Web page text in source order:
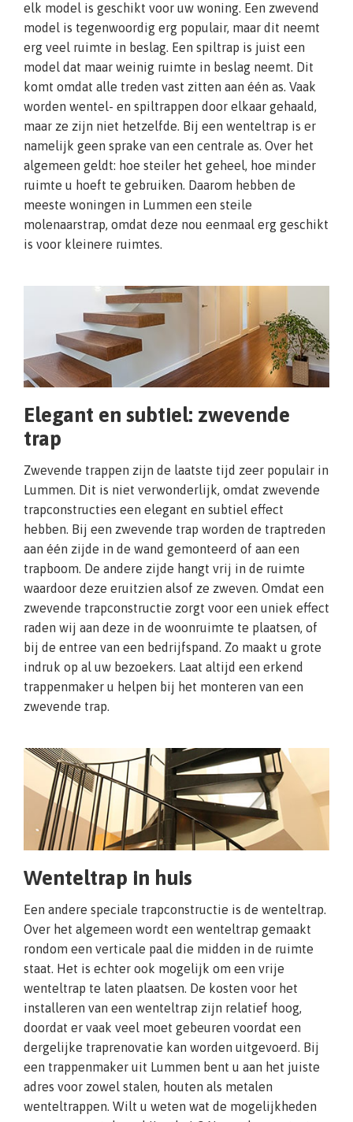
elk model is geschikt voor uw woning. Een zwevend
model is tegenwoordig erg populair, maar dit neemt
erg veel ruimte in beslag. Een spiltrap is juist een
model dat maar weinig ruimte in beslag neemt. Dit
komt omdat alle treden vast zitten aan één as. Vaak
worden wentel- en spiltrappen door elkaar gehaald,
maar ze zijn niet hetzelfde. Bij een wenteltrap is er
namelijk geen sprake van een centrale as. Over het
algemeen geldt: hoe steiler het geheel, hoe minder
ruimte u hoeft te gebruiken. Daarom hebben de
meeste woningen in Lummen een steile
molenaarstrap, omdat deze nou eenmaal erg geschikt
is voor kleinere ruimtes.
Elegant en subtiel: zwevende
trap
Zwevende trappen zijn de laatste tijd zeer populair in
Lummen. Dit is niet verwonderlijk, omdat zwevende
trapconstructies een elegant en subtiel effect
hebben. Bij een zwevende trap worden de traptreden
aan één zijde in de wand gemonteerd of aan een
trapboom. De andere zijde hangt vrij in de ruimte
waardoor deze eruitzien alsof ze zweven. Omdat een
zwevende trapconstructie zorgt voor een uniek effect
raden wij aan deze in de woonruimte te plaatsen, of
bij de entree van een bedrijfspand. Zo maakt u grote
indruk op al uw bezoekers. Laat altijd een erkend
trappenmaker u helpen bij het monteren van een
zwevende trap.
Wenteltrap in huis
Een andere speciale trapconstructie is de wenteltrap.
Over het algemeen wordt een wenteltrap gemaakt
rondom een verticale paal die midden in de ruimte
staat. Het is echter ook mogelijk om een vrije
wenteltrap te laten plaatsen. De kosten voor het
installeren van een wenteltrap zijn relatief hoog,
doordat er vaak veel moet gebeuren voordat een
dergelijke traprenovatie kan worden uitgevoerd. Bij
een trappenmaker uit Lummen bent u aan het juiste
adres voor zowel stalen, houten als metalen
wenteltrappen. Wilt u weten wat de mogelijkheden